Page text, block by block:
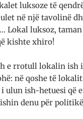
luksoze të
në një tavolinë
Lokal luksoz, taman
kishte xhiro!
e rrotull lokalin ish
në qoshe të
ulun ish-hetuesi që
denu për